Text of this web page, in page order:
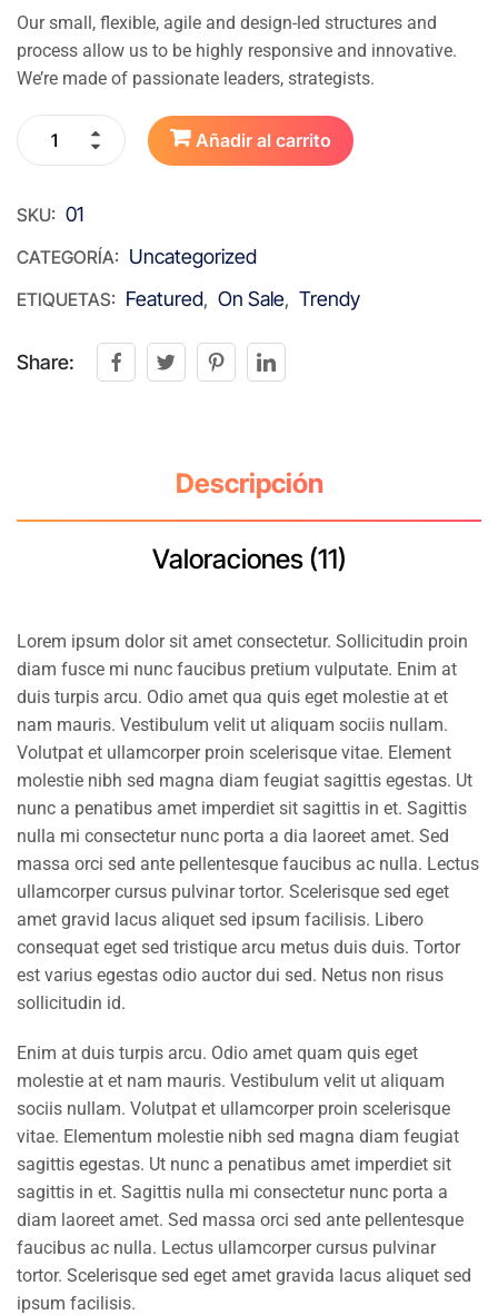
en
puntuaciones
de
clientes
Our small, flexible, agile and design-led structures and
process allow us to be highly responsive and innovative.
We’re made of passionate leaders, strategists.
Añadir al carrito
SKU: 01
CATEGORÍA: Uncategorized
ETIQUETAS: Featured, On Sale, Trendy
Share:
Descripción
Valoraciones (11)
Lorem ipsum dolor sit amet consectetur. Sollicitudin proin
diam fusce mi nunc faucibus pretium vulputate. Enim at
duis turpis arcu. Odio amet qua quis eget molestie at et
nam mauris. Vestibulum velit ut aliquam sociis nullam.
Volutpat et ullamcorper proin scelerisque vitae. Element
molestie nibh sed magna diam feugiat sagittis egestas. Ut
nunc a penatibus amet imperdiet sit sagittis in et. Sagittis
nulla mi consectetur nunc porta a dia laoreet amet. Sed
massa orci sed ante pellentesque faucibus ac nulla. Lectus
ullamcorper cursus pulvinar tortor. Scelerisque sed eget
amet gravid lacus aliquet sed ipsum facilisis. Libero
consequat eget sed tristique arcu metus duis duis. Tortor
est varius egestas odio auctor dui sed. Netus non risus
sollicitudin id.
Enim at duis turpis arcu. Odio amet quam quis eget
molestie at et nam mauris. Vestibulum velit ut aliquam
sociis nullam. Volutpat et ullamcorper proin scelerisque
vitae. Elementum molestie nibh sed magna diam feugiat
sagittis egestas. Ut nunc a penatibus amet imperdiet sit
sagittis in et. Sagittis nulla mi consectetur nunc porta a
diam laoreet amet. Sed massa orci sed ante pellentesque
faucibus ac nulla. Lectus ullamcorper cursus pulvinar
tortor. Scelerisque sed eget amet gravida lacus aliquet sed
ipsum facilisis.